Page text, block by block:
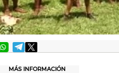
MÁS INFORMACIÓN